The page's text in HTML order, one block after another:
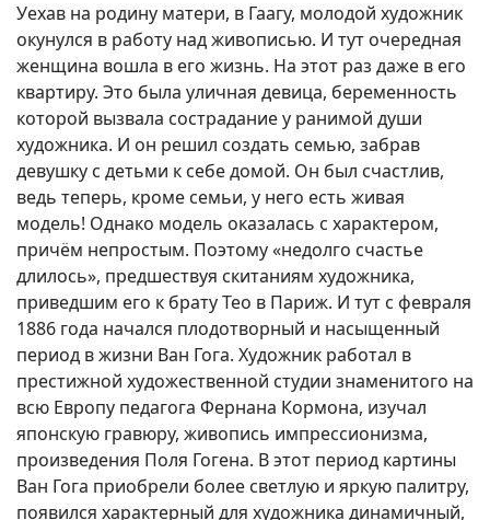
Уехав на родину матери, в Гаагу, молодой художник
окунулся в работу над живописью. И тут очередная
женщина вошла в его жизнь. На этот раз даже в его
квартиру. Это была уличная девица, беременность
которой вызвала сострадание у ранимой души
художника. И он решил создать семью, забрав
девушку с детьми к себе домой. Он был счастлив,
ведь теперь, кроме семьи, у него есть живая
модель! Однако модель оказалась с характером,
причём непростым. Поэтому «недолго счастье
длилось», предшествуя скитаниям художника,
приведшим его к брату Тео в Париж. И тут с февраля
1886 года начался плодотворный и насыщенный
период в жизни Ван Гога. Художник работал в
престижной художественной студии знаменитого на
всю Европу педагога Фернана Кормона, изучал
японскую гравюру, живопись импрессионизма,
произведения Поля Гогена. В этот период картины
Ван Гога приобрели более светлую и яркую палитру,
появился характерный для художника динамичный,